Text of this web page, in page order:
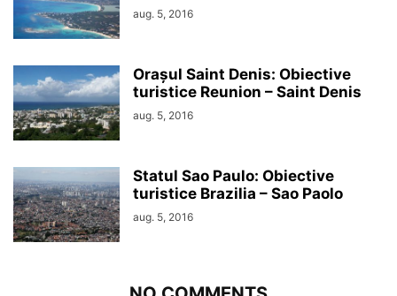
aug. 5, 2016
Orașul Saint Denis: Obiective
turistice Reunion – Saint Denis
aug. 5, 2016
Statul Sao Paulo: Obiective
turistice Brazilia – Sao Paolo
aug. 5, 2016